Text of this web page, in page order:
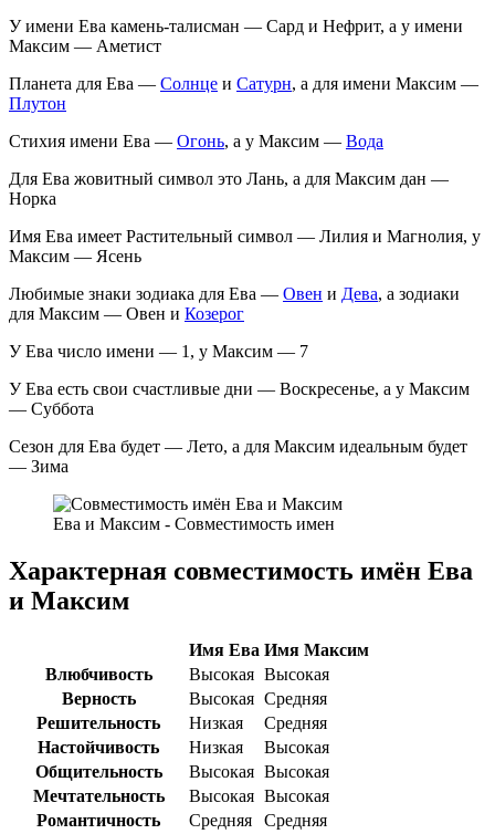
У имени Ева камень-талисман — Сард и Нефрит, а у имени
Максим — Аметист
Планета для Ева — Солнце и Сатурн, а для имени Максим —
Плутон
Стихия имени Ева — Огонь, а у Максим — Вода
Для Ева жовитный символ это Лань, а для Максим дан —
Норка
Имя Ева имеет Растительный символ — Лилия и Магнолия, у
Максим — Ясень
Любимые знаки зодиака для Ева — Овен и Дева, а зодиаки
для Максим — Овен и Козерог
У Ева число имени — 1, у Максим — 7
У Ева есть свои счастливые дни — Воскресенье, а у Максим
— Суббота
Сезон для Ева будет — Лето, а для Максим идеальным будет
— Зима
Ева и Максим - Совместимость имен
Характерная совместимость имён Ева
и Максим
Имя Ева Имя Максим
Влюбчивость
Высокая Высокая
Верность
Высокая Средняя
Решительность
Низкая
Средняя
Настойчивость
Низкая
Высокая
Общительность
Высокая Высокая
Мечтательность
Высокая Высокая
Романтичность
Средняя Средняя